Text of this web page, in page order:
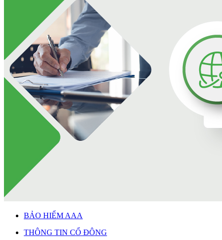
BẢO HIỂM AAA
THÔNG TIN CỔ ĐÔNG